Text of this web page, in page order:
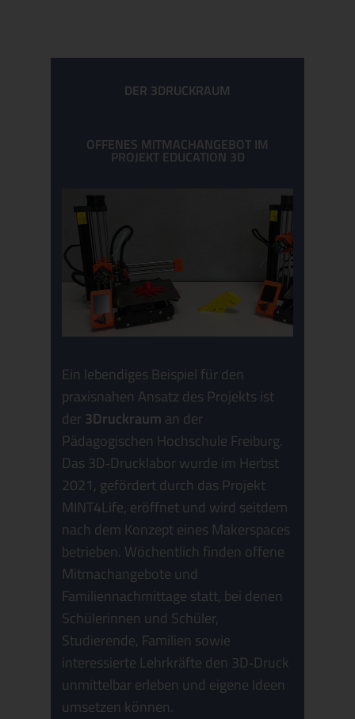
DER 3DRUCKRAUM
OFFENES MITMACHANGEBOT IM
PROJEKT EDUCATION 3D
Ein lebendiges Beispiel für den
praxisnahen Ansatz des Projekts ist
der3Druckraum an der
Pädagogischen Hochschule Freiburg.
Das 3D‑Drucklabor wurde im Herbst
2021, gefördert durch das Projekt
MINT4Life, eröffnet und wird seitdem
nach dem Konzept eines Makerspaces
betrieben. Wöchentlich finden offene
Mitmachangebote und
Familiennachmittage statt, bei denen
Schülerinnen und Schüler,
Studierende, Familien sowie
interessierte Lehrkräfte den 3D‑Druck
unmittelbar erleben und eigene Ideen
umsetzen können.